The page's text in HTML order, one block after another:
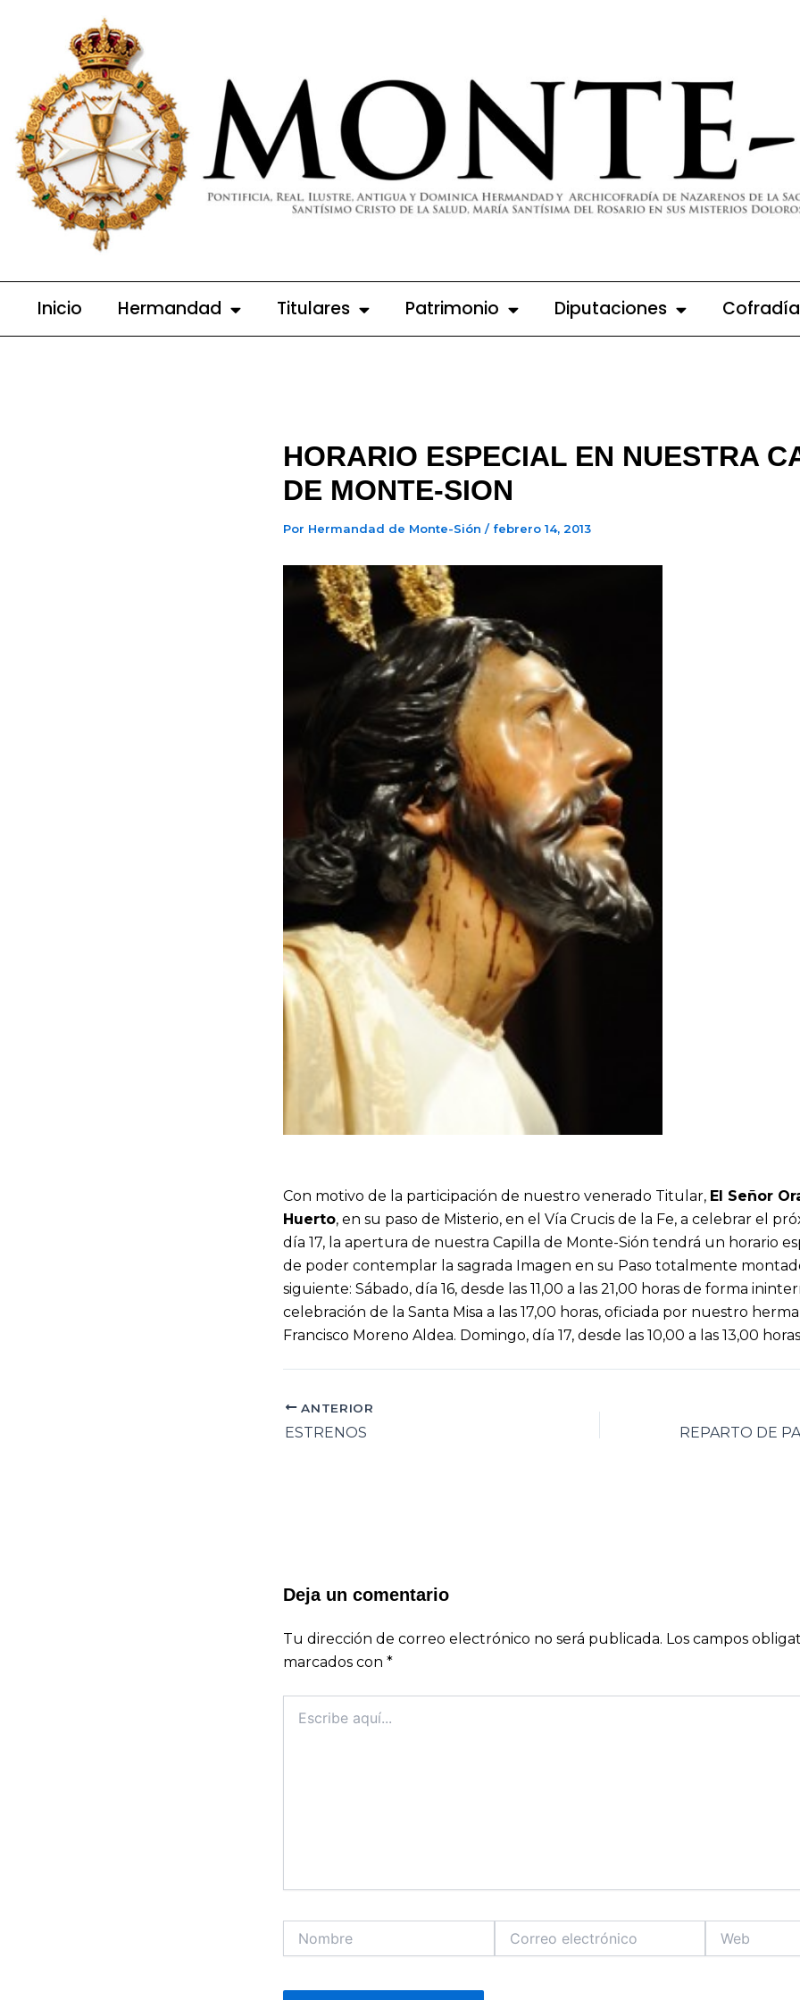
contenido
Inicio Hermandad Titulares Patrimonio Diputaciones Cofradía
HORARIO ESPECIAL EN NUESTRA
DE MONTE-SION
Por Hermandad de Monte-Sión / febrero 14, 2013
Con motivo de la participación de nuestro venerado Titular, El Señor
Huerto, en su paso de Misterio, en el Vía Crucis de la Fe, a celebrar el
día 17, la apertura de nuestra Capilla de Monte-Sión tendrá un horario
de poder contemplar la sagrada Imagen en su Paso totalmente
siguiente: Sábado, día 16, desde las 11,00 a las 21,00 horas de forma
celebración de la Santa Misa a las 17,00 horas, oficiada por nuestro
Francisco Moreno Aldea. Domingo, día 17, desde las 10,00 a las 13,00
ANTERIOR
ESTRENOS
Deja un comentario
Tu dirección de correo electrónico no será publicada. Los campos
marcados con *
aquí...
electrónico